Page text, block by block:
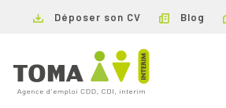
Déposer son CV Blog